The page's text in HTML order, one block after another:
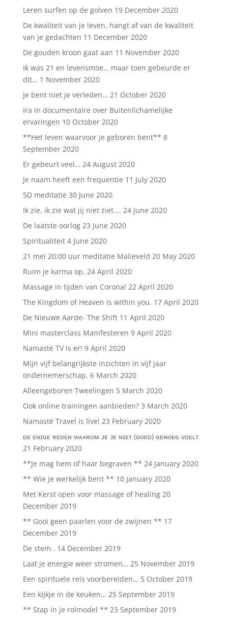
Leren surfen op de golven 19 December 2020
De kwaliteit van je leven, hangt af van de kwaliteit
van je gedachten 11 December 2020
De gouden kroon gaat aan 11 November 2020
Ik was 21 en levensmoe… maar toen gebeurde er
dit… 1 November 2020
Je bent niet je verleden… 21 October 2020
Ira in documentaire over Buitenlichamelijke
ervaringen 10 October 2020
**Het leven waarvoor je geboren bent** 8
September 2020
Er gebeurt veel… 24 August 2020
Je naam heeft een frequentie 11 July 2020
5D meditatie 30 June 2020
Ik zie, ik zie wat jij niet ziet…. 24 June 2020
De laatste oorlog 23 June 2020
Spiritualiteit 4 June 2020
21 mei 20:00 uur meditatie Malieveld 20 May 2020
Ruim je karma op. 24 April 2020
Massage in tijden van Corona! 22 April 2020
The Kingdom of Heaven is within you. 17 April 2020
De Nieuwe Aarde- The Shift 11 April 2020
Mini masterclass Manifesteren 9 April 2020
Namasté TV is er! 9 April 2020
Mijn vijf belangrijkste inzichten in vijf jaar
ondernemerschap. 6 March 2020
Alleengeboren Tweelingen 5 March 2020
Ook online trainingen aanbieden? 3 March 2020
Namasté Travel is live! 23 February 2020
ᴅᴇ ᴇɴɪɢᴇ ʀᴇᴅᴇɴ ᴡᴀᴀʀᴏᴍ ᴊᴇ ᴊᴇ ɴɪᴇᴛ (ɢᴏᴇᴅ) ɢᴇɴᴏᴇɢ ᴠᴏᴇʟᴛ
21 February 2020
**Je mag hem of haar begraven ** 24 January 2020
** Wie je werkelijk bent ** 10 January 2020
Met Kerst open voor massage of healing 20
December 2019
** Gooi geen paarlen voor de zwijnen ** 17
December 2019
De stem.. 14 December 2019
Laat je energie weer stromen… 25 November 2019
Een spirituele reis voorbereiden… 5 October 2019
Een kijkje in de keuken… 25 September 2019
** Stap in je rolmodel ** 23 September 2019